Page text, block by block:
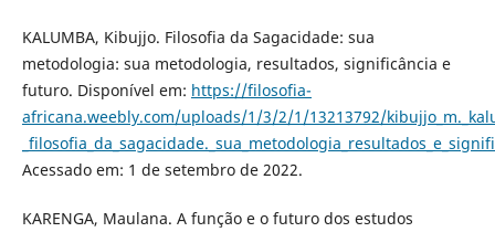
KALUMBA, Kibujjo. Filosofia da Sagacidade: sua
metodologia: sua metodologia, resultados, significância e
futuro. Disponível em: https://filosofia-
africana.weebly.com/uploads/1/3/2/1/13213792/
Acessado em: 1 de setembro de 2022.
KARENGA, Maulana. A função e o futuro dos estudos